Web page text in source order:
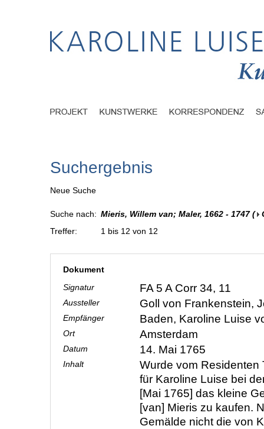
Suchergebnis
Neue Suche
Suche nach: Mieris, Willem van; Maler, 1662 - 1747(
Treffer:
1 bis 12 von 12
Dokument
Signatur
FA 5 A Corr 34, 11
Aussteller Goll von Frankenstein,
Empfänger Baden, Karoline Luise
Ort Amsterdam
Datum 14. Mai 1765
Inhalt
Wurde vom Residenten
für Karoline Luise bei
[Mai 1765] das kleine
[van] Mieris zu kaufen.
Gemälde nicht die von